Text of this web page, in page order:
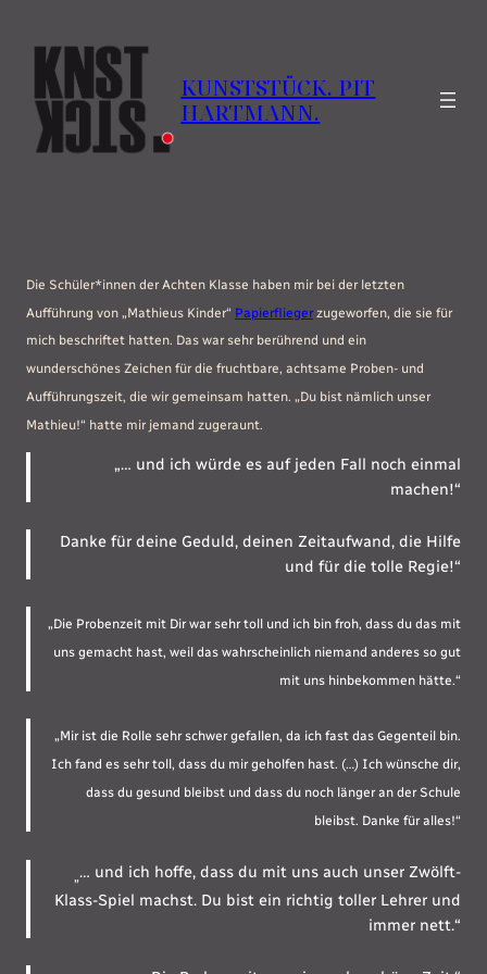
Inhalt
springen
KUNSTSTÜCK. PIT
HARTMANN.
Die Schüler*innen der Achten Klasse haben mir bei der letzten
Aufführung von „Mathieus Kinder“ Papierflieger zugeworfen, die sie für
mich beschriftet hatten. Das war sehr berührend und ein
wunderschönes Zeichen für die fruchtbare, achtsame Proben- und
Aufführungszeit, die wir gemeinsam hatten. „Du bist nämlich unser
Mathieu!“ hatte mir jemand zugeraunt.
„… und ich würde es auf jeden Fall noch einmal
machen!“
Danke für deine Geduld, deinen Zeitaufwand, die Hilfe
und für die tolle Regie!“
„Die Probenzeit mit Dir war sehr toll und ich bin froh, dass du das mit
uns gemacht hast, weil das wahrscheinlich niemand anderes so gut
mit uns hinbekommen hätte.“
„Mir ist die Rolle sehr schwer gefallen, da ich fast das Gegenteil bin.
Ich fand es sehr toll, dass du mir geholfen hast. (…) Ich wünsche dir,
dass du gesund bleibst und dass du noch länger an der Schule
bleibst. Danke für alles!“
„… und ich hoffe, dass du mit uns auch unser Zwölft-
Klass-Spiel machst. Du bist ein richtig toller Lehrer und
immer nett.“